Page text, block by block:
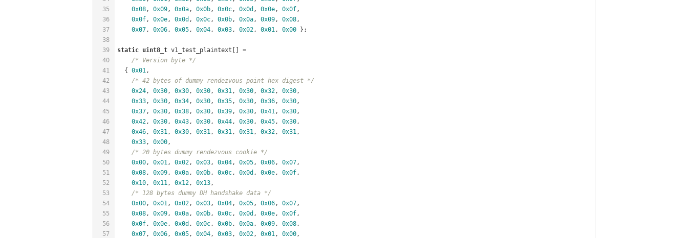
35
36
37
38
39
40
41
42
43
44
45
46
47
48
49
50
51
52
53
54
55
56
57
0x08, 0x09, 0x0a, 0x0b, 0x0c, 0x0d , 0x0e, 0x0f,
0x0f, 0x0e, 0x0d , 0x0c, 0x0b, 0x0a, 0x09, 0x08,
0x07, 0x06, 0x05, 0x04, 0x03, 0x02, 0x01, 0x00 };
static uint8_t v1_test_plaintext[] =
/* Version byte */
  {
0x01,
/* 42 bytes of dummy rendezvous point hex digest */
0x24, 0x30, 0x30, 0x30, 0x31, 0x30, 0x32, 0x30,
0x33, 0x30, 0x34, 0x30, 0x35, 0x30, 0x36, 0x30,
0x37, 0x30, 0x38, 0x30, 0x39, 0x30, 0x41, 0x30,
0x42, 0x30, 0x43, 0x30, 0x44, 0x30, 0x45, 0x30,
0x46, 0x31, 0x30, 0x31, 0x31, 0x31, 0x32, 0x31,
0x33, 0x00,
/* 20 bytes dummy rendezvous cookie */
0x00, 0x01, 0x02, 0x03, 0x04, 0x05, 0x06, 0x07,
0x08, 0x09, 0x0a, 0x0b, 0x0c, 0x0d , 0x0e, 0x0f,
0x10, 0x11, 0x12, 0x13,
/* 128 bytes dummy DH handshake data */
0x00, 0x01, 0x02, 0x03, 0x04, 0x05, 0x06, 0x07,
0x08, 0x09, 0x0a, 0x0b, 0x0c, 0x0d , 0x0e, 0x0f,
0x0f, 0x0e, 0x0d , 0x0c, 0x0b, 0x0a, 0x09, 0x08,
0x07, 0x06, 0x05, 0x04, 0x03, 0x02, 0x01, 0x00,